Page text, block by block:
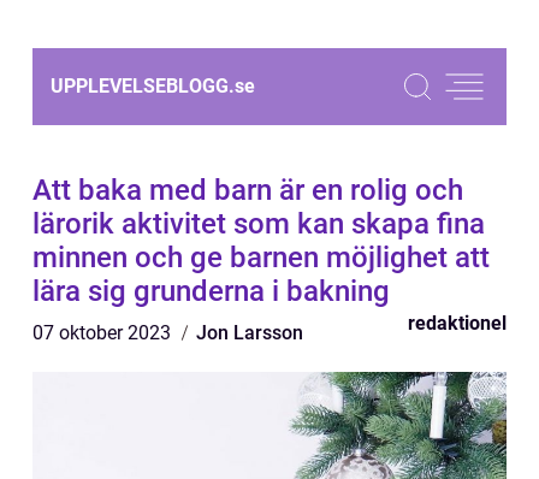
UPPLEVELSEBLOGG.se
Att baka med barn är en rolig och
lärorik aktivitet som kan skapa fina
minnen och ge barnen möjlighet att
lära sig grunderna i bakning
07 oktober 2023 Jon Larsson redaktionel